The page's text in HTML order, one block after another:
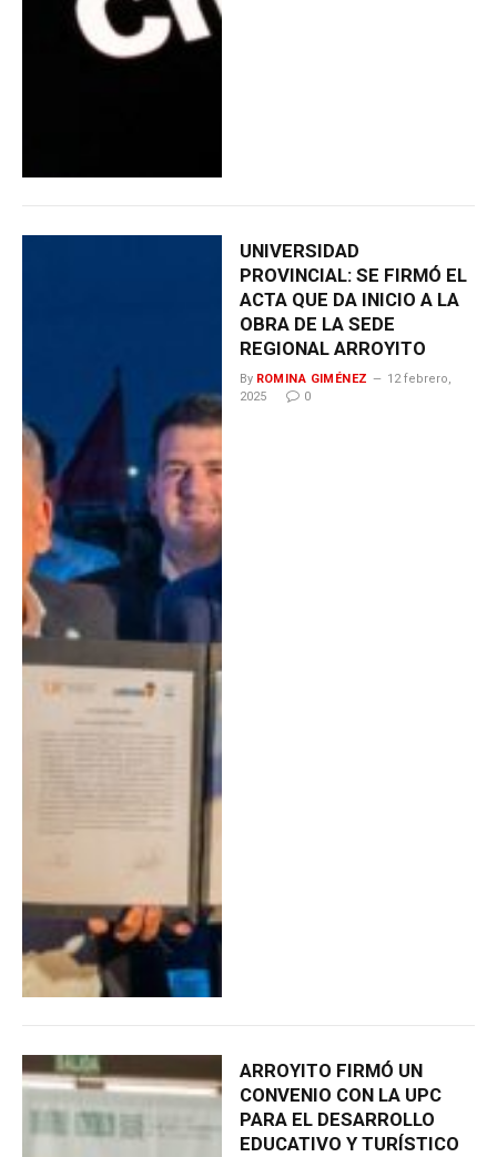
UNIVERSIDAD
PROVINCIAL: SE FIRMÓ EL
ACTA QUE DA INICIO A LA
OBRA DE LA SEDE
REGIONAL ARROYITO
By ROMINA GIMÉNEZ
12 febrero,
2025
0
ARROYITO FIRMÓ UN
CONVENIO CON LA UPC
PARA EL DESARROLLO
EDUCATIVO Y TURÍSTICO